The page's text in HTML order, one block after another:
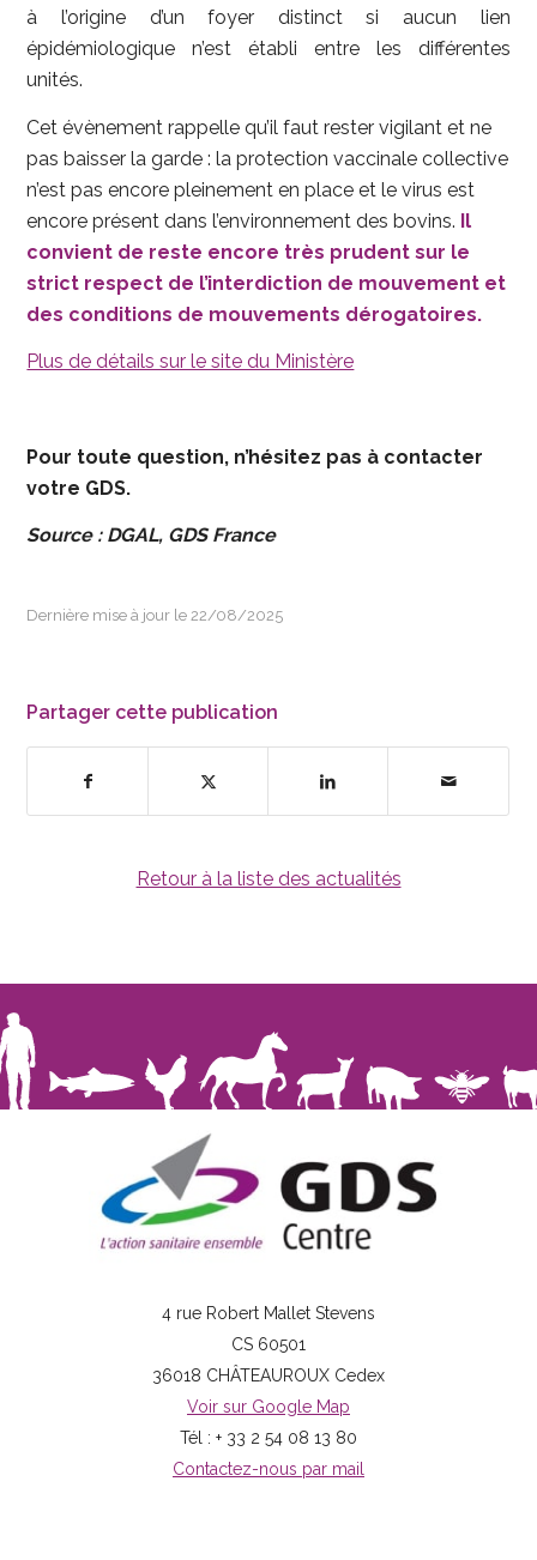
à l’origine d’un foyer distinct si aucun lien
épidémiologique n’est établi entre les différentes
unités.
Cet évènement rappelle qu’il faut rester vigilant et ne
pas baisser la garde : la protection vaccinale collective
n’est pas encore pleinement en place et le virus est
encore présent dans l’environnement des bovins. Il
convient de reste encore très prudent sur le
strict respect de l’interdiction de mouvement et
des conditions de mouvements dérogatoires.
Plus de détails sur le site du Ministère
Pour toute question, n’hésitez pas à contacter
votre GDS.
Source : DGAL, GDS France
Dernière mise à jour le 22/08/2025
Partager cette publication
Retour à la liste des actualités
4 rue Robert Mallet Stevens
CS 60501
36018 CHÂTEAUROUX Cedex
Voir sur Google Map
Tél : + 33 2 54 08 13 80
Contactez-nous par mail